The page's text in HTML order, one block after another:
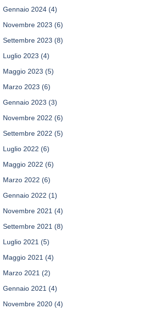
Gennaio 2024 (4)
Novembre 2023 (6)
Settembre 2023 (8)
Luglio 2023 (4)
Maggio 2023 (5)
Marzo 2023 (6)
Gennaio 2023 (3)
Novembre 2022 (6)
Settembre 2022 (5)
Luglio 2022 (6)
Maggio 2022 (6)
Marzo 2022 (6)
Gennaio 2022 (1)
Novembre 2021 (4)
Settembre 2021 (8)
Luglio 2021 (5)
Maggio 2021 (4)
Marzo 2021 (2)
Gennaio 2021 (4)
Novembre 2020 (4)